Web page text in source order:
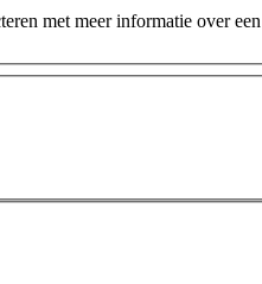
met meer informatie over